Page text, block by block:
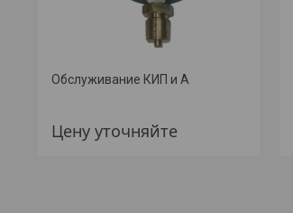
Обслуживание КИП и А
Цену уточняйте